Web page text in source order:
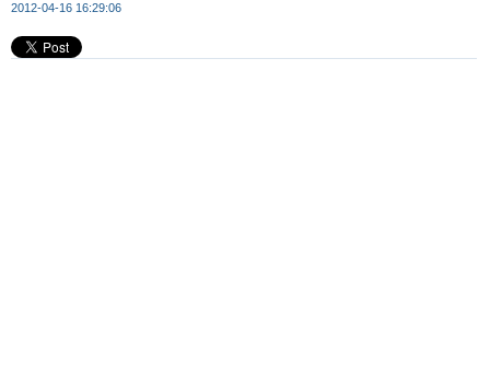
2012-04-16 16:29:06